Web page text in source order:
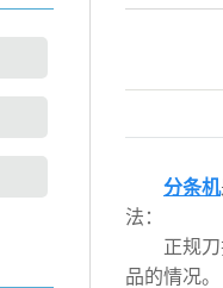
分条机
法：
正规刀排
品的情况。